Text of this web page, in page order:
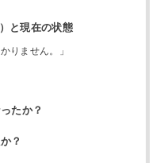
と現在の状態
りません。」
たか？
？